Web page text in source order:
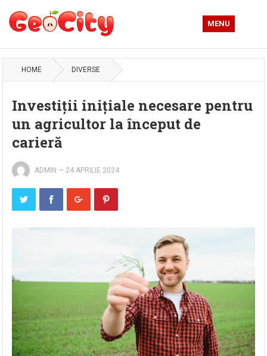
MENU
HOME DIVERSE
Investiții inițiale necesare pentru
un agricultor la început de
carieră
ADMIN — 24 APRILIE 2024